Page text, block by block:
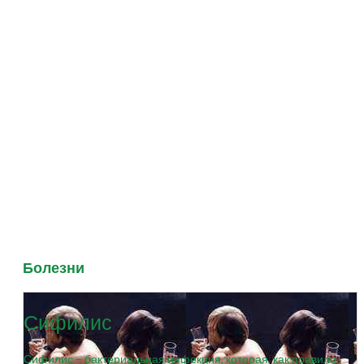
Болезни
Сифилис
Сифилис – бактериальная инфекция, которая, как правило,